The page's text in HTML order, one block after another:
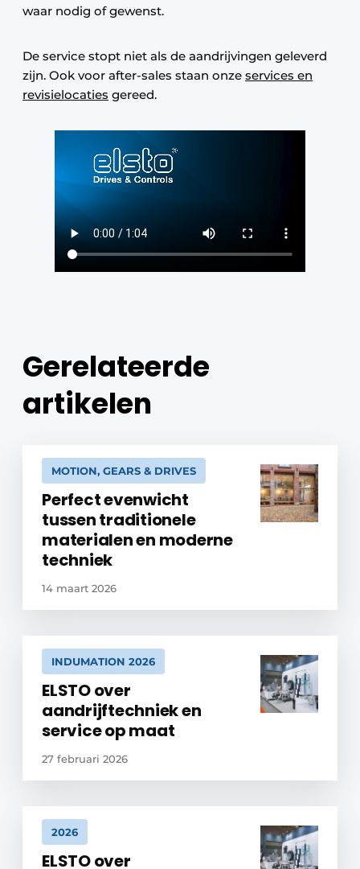
waar nodig of gewenst.
De service stopt niet als de aandrijvingen geleverd
zijn. Ook voor after-sales staan onze services en
revisielocaties gereed.
Gerelateerde
artikelen
MOTION, GEARS & DRIVES
Perfect evenwicht
tussen traditionele
materialen en moderne
techniek
14 maart 2026
INDUMATION 2026
ELSTO over
aandrijftechniek en
service op maat
27 februari 2026
2026
ELSTO over